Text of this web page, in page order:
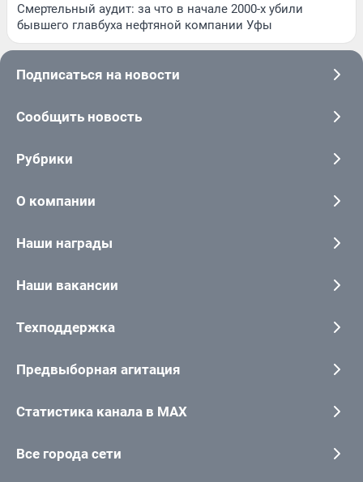
Смертельный аудит: за что в начале 2000-х убили
бывшего главбуха нефтяной компании Уфы
Подписаться на новости
Сообщить новость
Рубрики
О компании
Наши награды
Наши вакансии
Техподдержка
Предвыборная агитация
Статистика канала в MAX
Все города сети